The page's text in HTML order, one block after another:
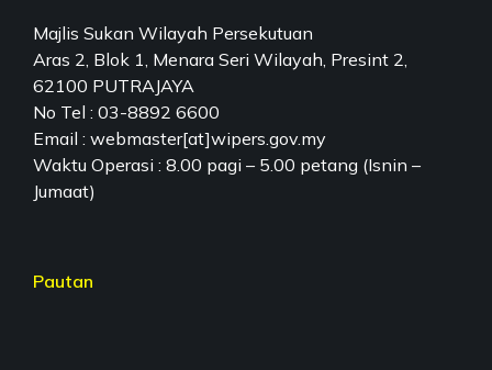
Majlis Sukan Wilayah Persekutuan
Aras 2, Blok 1, Menara Seri Wilayah, Presint 2,
62100 PUTRAJAYA
No Tel : 03-8892 6600
Email : webmaster[at]wipers.gov.my
Waktu Operasi : 8.00 pagi – 5.00 petang (Isnin –
Jumaat)
Pautan